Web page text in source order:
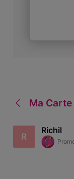
Ma
R
Richil